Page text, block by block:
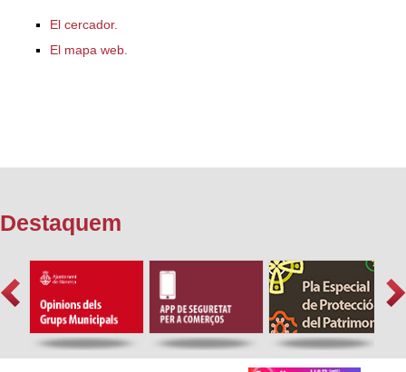
El cercador.
El mapa web.
Destaquem